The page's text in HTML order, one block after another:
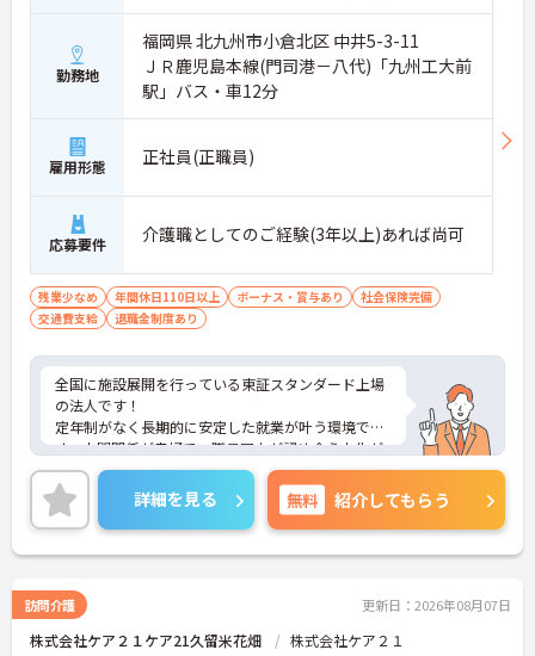
勤務地
福岡県 北九州市小倉北区 中井5-3-11
ＪＲ鹿児島本線(門司港－八代)「九州工大前
駅」バス・車12分
雇用形態 正社員(正職員)
応募要件 介護職としてのご経験(3年以上)あれば尚可
残業少なめ 年間休日110日以上 ボーナス・賞与あり
社会保険完備
交通費支給
退職金制度あり
全国に施設展開を行っている東証スタンダード上場
の法人です！
定年制がなく長期的に安定した就業が叶う環境で
す。人間関係が良好で、職員同士が認め合う文化が
根付いています。
ご興味のある方には、面接対策ポイントなど、さら
に詳細をご案内しますのでお気軽にご相談くださ
い！
詳細を見る 無料 紹介してもらう
訪問介護 更新日：2026年08月07日
株式会社ケア２１ケア21久留米花畑 株式会社ケア２１